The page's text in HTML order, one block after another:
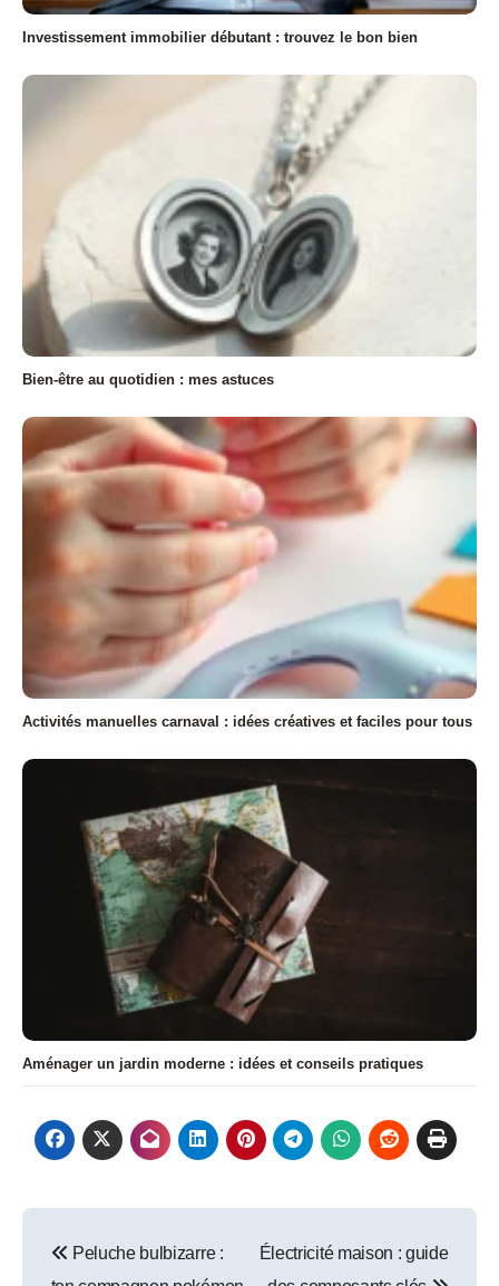
Investissement immobilier débutant : trouvez le bon bien
Bien-être au quotidien : mes astuces
Activités manuelles carnaval : idées créatives et faciles pour tous
Aménager un jardin moderne : idées et conseils pratiques
de
Peluche bulbizarre :
Électricité maison : guide